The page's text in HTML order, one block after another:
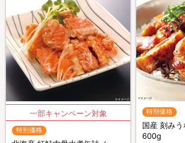
特別価格
特別価格
国産 刻み
600g